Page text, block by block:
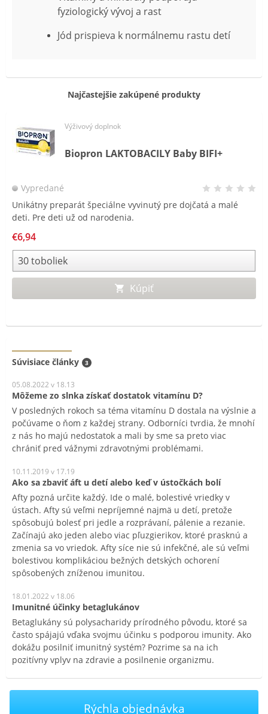
fyziologický vývoj a rast
Jód prispieva k normálnemu rastu detí
Najčastejšie zakúpené produkty
Výživový doplnok
Biopron LAKTOBACILY Baby BIFI+
Vypredané
Unikátny preparát špeciálne vyvinutý pre dojčatá a malé
deti. Pre deti už od narodenia.
€6,94
Kúpiť
Súvisiace články 3
05.08.2022 v 18.13
Môžeme zo slnka získať dostatok vitamínu D?
V posledných rokoch sa téma vitamínu D dostala na výslnie a
počúvame o ňom z každej strany. Odborníci tvrdia, že mnohí
z nás ho majú nedostatok a mali by sme sa preto viac
chrániť pred vážnymi zdravotnými problémami.
10.11.2019 v 17.19
Ako sa zbaviť áft u detí alebo keď v ústočkách bolí
Afty pozná určite každý. Ide o malé, bolestivé vriedky v
ústach. Afty sú veľmi nepríjemné najmä u detí, pretože
spôsobujú bolesť pri jedle a rozprávaní, pálenie a rezanie.
Začínajú ako jeden alebo viac pľuzgierikov, ktoré prasknú a
zmenia sa vo vriedok. Afty síce nie sú infekčné, ale sú veľmi
bolestivou komplikáciou bežných detských ochorení
spôsobených zníženou imunitou.
18.01.2022 v 18.06
Imunitné účinky betaglukánov
Betaglukány sú polysacharidy prírodného pôvodu, ktoré sa
často spájajú vďaka svojmu účinku s podporou imunity. Ako
dokážu posilniť imunitný systém? Pozrime sa na ich
pozitívny vplyv na zdravie a posilnenie organizmu.
Rýchla objednávka